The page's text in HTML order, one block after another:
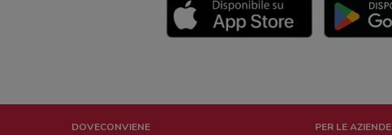
DOVECONVIENE PER LE AZIENDE